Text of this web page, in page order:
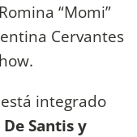
“Momi”
Cervantes
integrado
Santis y